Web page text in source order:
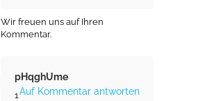
Wir freuen uns auf Ihren
Kommentar.
pHqghUme
Auf Kommentar antworten
1